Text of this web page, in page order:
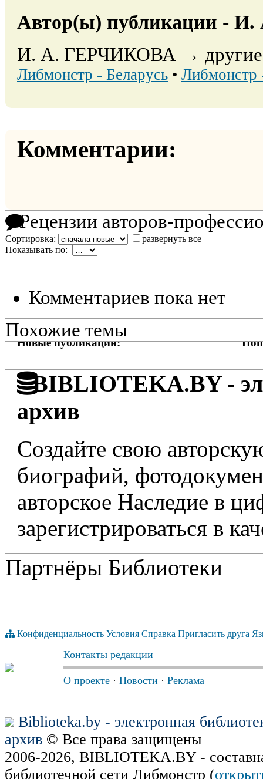
Автор(ы) публикации -
И. А. ГЕРЧИКОВА → другие
Либмонстр - Беларусь • Либмонстр
Комментарии:
Рецензии авторов-
Сортировка:
развернуть все
Показывать по:
Комментариев пока нет
Похожие темы
Новые публикации:
BIBLIOTEKA.BY -
архив
Создайте свою
биографий,
авторское Наследие в
зарегистрироваться в
Партнёры Библиотеки
Конфиденциальность Условия Справка Пригласить друга
Контакты редакции
О проекте · Новости · Реклама
Biblioteka.by - электронная
архив © Все права защищены
2006-2026, BIBLIOTEKA.BY -
библиотечной сети Либмонстр (